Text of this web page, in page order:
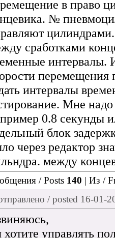
в право
№
сработками
интервалы.
перемещения
интервалы
Мне надо
0.8 секунды
блок
через редактор
между
/ Posts 140 | Из /
/ posted 16-01-
хотите управлять